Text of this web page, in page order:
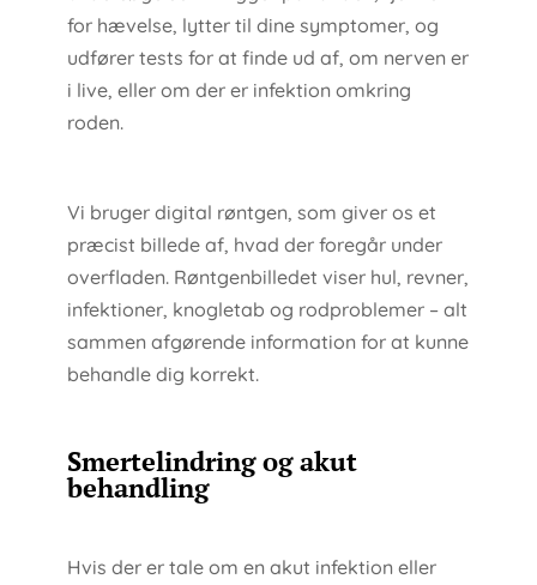
for hævelse, lytter til dine symptomer, og
udfører tests for at finde ud af, om nerven er
i live, eller om der er infektion omkring
roden.
Vi bruger digital røntgen, som giver os et
præcist billede af, hvad der foregår under
overfladen. Røntgenbilledet viser hul, revner,
infektioner, knogletab og rodproblemer – alt
sammen afgørende information for at kunne
behandle dig korrekt.
Smertelindring og akut
behandling
Hvis der er tale om en akut infektion eller